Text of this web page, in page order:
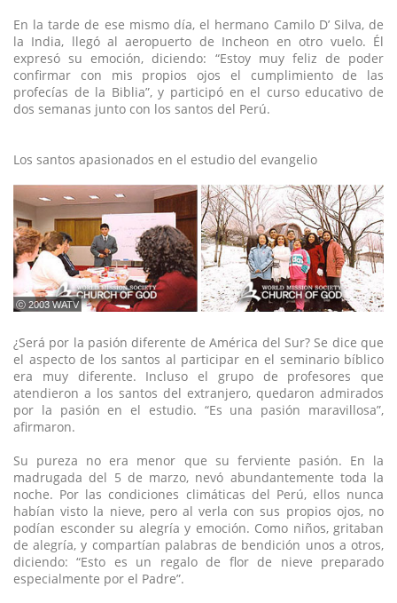
En la tarde de ese mismo día, el hermano Camilo D’ Silva, de
la India, llegó al aeropuerto de Incheon en otro vuelo. Él
expresó su emoción, diciendo: “Estoy muy feliz de poder
confirmar con mis propios ojos el cumplimiento de las
profecías de la Biblia”, y participó en el curso educativo de
dos semanas junto con los santos del Perú.
Los santos apasionados en el estudio del evangelio
ⓒ 2003 WATV
¿Será por la pasión diferente de América del Sur? Se dice que
el aspecto de los santos al participar en el seminario bíblico
era muy diferente. Incluso el grupo de profesores que
atendieron a los santos del extranjero, quedaron admirados
por la pasión en el estudio. “Es una pasión maravillosa”,
afirmaron.
Su pureza no era menor que su ferviente pasión. En la
madrugada del 5 de marzo, nevó abundantemente toda la
noche. Por las condiciones climáticas del Perú, ellos nunca
habían visto la nieve, pero al verla con sus propios ojos, no
podían esconder su alegría y emoción. Como niños, gritaban
de alegría, y compartían palabras de bendición unos a otros,
diciendo: “Esto es un regalo de flor de nieve preparado
especialmente por el Padre”.